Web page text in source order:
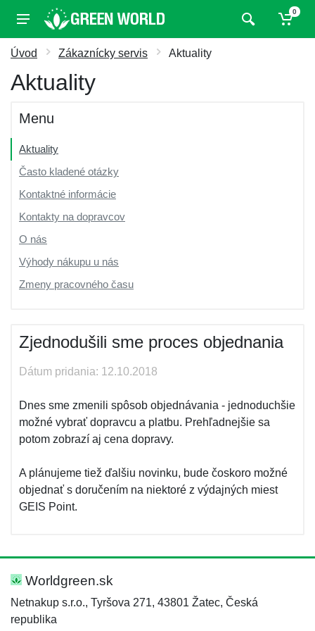
0
Úvod Zákaznícky servis Aktuality
Aktuality
Menu
Aktuality
Často kladené otázky
Kontaktné informácie
Kontakty na dopravcov
O nás
Výhody nákupu u nás
Zmeny pracovného času
Zjednodušili sme proces objednania
Dátum pridania: 12.10.2018
Dnes sme zmenili spôsob objednávania - jednoduchšie
možné vybrať dopravcu a platbu. Prehľadnejšie sa
potom zobrazí aj cena dopravy.
A plánujeme tiež ďalšiu novinku, bude čoskoro možné
objednať s doručením na niektoré z výdajných miest
GEIS Point.
Worldgreen.sk
Netnakup s.r.o., Tyršova 271, 43801 Žatec, Česká
republika